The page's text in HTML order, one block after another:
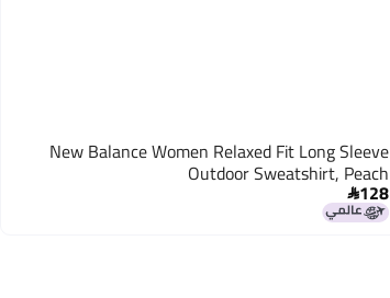
New Balance Women Relaxed Fit Long Sleeve
Outdoor Sweatshirt, Peach
128